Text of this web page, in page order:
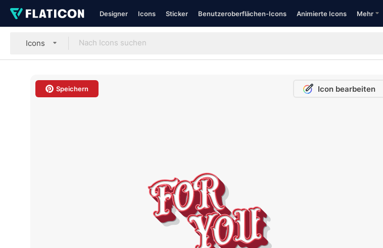
Designer Icons Sticker Benutzeroberflächen-Icons Animierte Icons Mehr
Icons
Speichern Icon bearbeiten